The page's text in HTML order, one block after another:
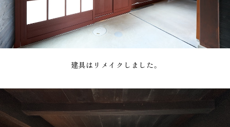
建具はリメイクしました。